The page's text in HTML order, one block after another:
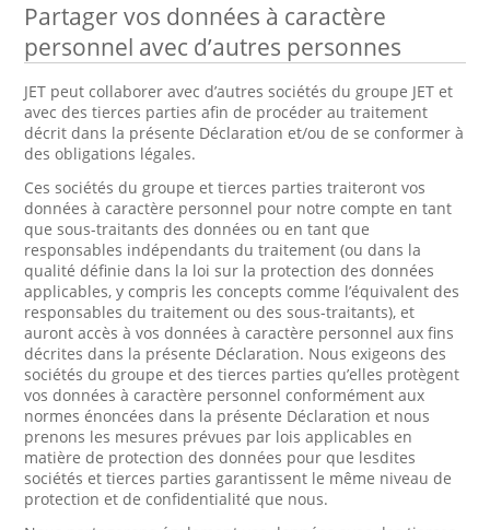
Partager vos données à caractère
personnel avec d’autres personnes
JET peut collaborer avec d’autres sociétés du groupe JET et
avec des tierces parties afin de procéder au traitement
décrit dans la présente Déclaration et/ou de se conformer à
des obligations légales.
Ces sociétés du groupe et tierces parties traiteront vos
données à caractère personnel pour notre compte en tant
que sous-traitants des données ou en tant que
responsables indépendants du traitement (ou dans la
qualité définie dans la loi sur la protection des données
applicables, y compris les concepts comme l’équivalent des
responsables du traitement ou des sous-traitants), et
auront accès à vos données à caractère personnel aux fins
décrites dans la présente Déclaration. Nous exigeons des
sociétés du groupe et des tierces parties qu’elles protègent
vos données à caractère personnel conformément aux
normes énoncées dans la présente Déclaration et nous
prenons les mesures prévues par lois applicables en
matière de protection des données pour que lesdites
sociétés et tierces parties garantissent le même niveau de
protection et de confidentialité que nous.